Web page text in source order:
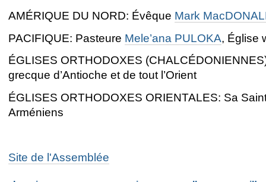
AMÉRIQUE DU NORD: Évêque Mark
PACIFIQUE: Pasteure Mele’ana PULOKA, Église
ÉGLISES ORTHODOXES
grecque d’Antioche et de tout l’Orient
ÉGLISES ORTHODOXES ORIENTALES: Sa
Arméniens
Site de l'Assemblée